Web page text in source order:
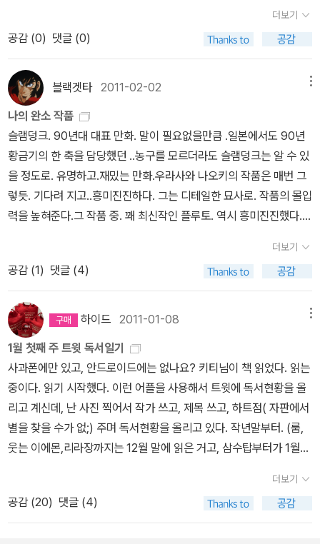
과 빈곤과 질투와 시기와 분노와 자포자기들. 그 모습들이 마치 영화
를 보듯이 선명하게 머릿 속에 그려졌더랬다. 어떻게 이런 글을 쓰나
>, <인간짐승>, <나나>는 무조건 보관함에 넣어두었다. 내년에 이
중 한 두 작품은 꼭 접해 보리라... 심지어 요즘은 때맞춰 세잔과의 우
정을 그린 영화까지도 등장하였으니. 이 영화도 한번 봐야 하나 싶다.
드레퓌스 사건으로 말년에 궁지에 몰렸었던 에밀 졸라로만 알고 있었
는데, 대단한 문학가였음을 재발견한 책이었다. 이제까지 에밀 졸라
의 책을 읽지 않았다는 것에 대해서도 내심 놀라고. 다른 프랑스 작가
들의 책은 그렇게 읽어댔으면서 말이다. ※ 내년에 찜해둔 에밀 졸라
의 책들 2. 풍아송 (옌롄커) - 중국 묘하게 중국 작가가 쓴 책
특유의 해학, 그러면서도 놓치지 않는 문학적 감수성, 독특한 정신 세
계 등이 내게는 즐거움으로 다가온다. 루쉰으로부터 비롯하여, 위화,
모옌... 등등등. 그리고 올해 만난 작가 옌롄커도 내가 기억할 만한 중
국 작가로 기억된다. 이 책을 썼을 당시 북경대학교를 배경으로 한 것
이 아니냐는 비난과 질책이 난무했다고 하지만, 어디가 배경이었든간
에 (그건 기득권층의 몸부림에 불과하다고 난 생각하기에) 중국의 현
재의 모습을 고전의 힘에 빌어 세세하게 묘사했다는 것에 상당히 감
탄했었다. 중국인들의 스케일이랄까. 그런 것에도 감탄했었고. 꿈인
듯 생시인 듯 현실인 듯 아닌 듯 묘사하고 있지만, 다양한 분야에 대한
폐부를 찔러대는 솜씨에도 경탄했었다. 또한, 요즘 내가 좋아하던 위
화의 필력이 예전같지 않아 실망하던 차에 또 하나의 중국 작가를 만
편견이 있는 나로서는 올해 정유정의 발견은 충격에 가까왔다. 어라.
없더라고..-건조하면서 심플한, 그리고 무엇보다아주 쉽게 머리 식히
는글을 좀 다시 읽어보자란 생각에 주문해 봄.역시 다시 읽었더니 잡
지 술술 넘기듯-실제 여성지에 기고했던 연재글이라고 하더이다- 읽
힘. 미혼으로선 알 도리 없는 저멀리 유부의 세상을 잠시잠깐 맛봄.그
러나 <반짝 반짝 빛나는> 기타등등의 내가 싫어하는 소재의 글로 쓴
소설들은 전연 읽고 싶어지지 않음.특가도서였어요. 네. 그래서 샀어
요.재밌게 읽어보긴 했는데, 사실 마구마구 도움이 되진 않았음.물론
이지성씨의 책들이나-딴지 금물입니다. 저의 순수한 사견임-기타 자
기계발서들보다는 재밌게 읽었는데 나의 미래에 마구 도움은 안되보
임. 전에 읽었던다음의 책이 생각남.바로 이 책. 책 제목만 보면 어릴
때 열공하듯 성실근면 똑바로 일하란말야-이런 류의 책같지만 막상
페이지를 몇 장 안넘겨도 바로 <4시간>과 비슷한 맥락으로 글이 풀
려간다. 쏘쏘였던 책.사실은 내가 뭐뭐를 사서 읽었는지 잘 기억도 안
알라딘 나의 계정을다시 확인해봤는데....허걱. 내가 모르는 내가 산
책들이...이다지도....ㅠㅠ가령 전기류를 좋아하는 내 성격상 테드 터
너도 샀단 말이쥐.물론 로렌형님도... 함께 책장에 꽂혀있네.허허. 그
냥 웃지요.테드터너는 아예 안읽은 것 같고, 랄프 로렌은 읽다 말았다.
그의 가족력이 시작되는 초반부만.생각해보니 책장의 전기섹션엔 몇
명의 스토리북들이 자리만 차지하고 있는데. 비싸게 준 것들이고 당
시 흥미를 느껴서 재밌게 읽기도 OR 돈아깝기도 했던 책들.오호... 대
략 몇 권만 뽑아봐도 이렇네. 회고록이나 기타 소회를 풀어놓은 것들,
이로세. 그리고 또 서방에 경도되어 있고나.대충 나의 관심사를 반영
한 것이란 생각이 물씬 든다.다시 최근 쉴 때 읽었던 책으로 돌아와서,
폴과 시몽이. 첨엔 시몽이 여자고 폴이 남잔줄 알았다지.나의 굳은 마
더보기
공감 (0) 댓글 (0)
블랙겟타2011-02-02
나의 완소 작품
슬램덩크. 90년대 대표 만화. 말이 필요없을만큼 .일본에서도 90년
황금기의 한 축을 담당했던 ..농구를 모르더라도 슬램덩크는 알 수 있
을 정도로. 유명하고.재밌는 만화.우라사와 나오키의 작품은 매번 그
렇듯. 기다려 지고..흥미진진하다. 그는 디테일한 묘사로. 작품의 몰입
력을 높혀준다.그 작품 중. 꽤 최신작인 플루토. 역시 흥미진진했다.철
한 리메이크 작이다. 아톰을 그저 어릴때 본아동만화로만느꼈었는데
플루토로 보니 확 다르게 느껴졌다.아톰이란 대작을 자신의 스타일로
잘 승화하여 나오키적인(?) 플루토가 탄생하였다.사실 처음 이 만화
표지만 봤을 때 -뭐 이런 만화가 다 있나?- 라고생각했었다. 하지만
보는순간 끝까지 웃음이 끊이질 않았고기존학원물에 충실한 격투신
도 있고 에피소드자체도 재미있는코믹학원물이다.두 주인공 콤비는
반항하지마 의 콤비를 능가하며.개그감은 더 뛰어나다. 특히 주인공
인 미츠하시는 비겁함의표본이지만 미워할 만한 캐릭터는 아니다. 코
믹만화에서 뽑자면이 만화야 말로 만족할 만 하다.진정한 루저 만화.
폭두고딩-폭두백수-폭두직딩 으로 이어지는타나카시리즈. 읽는 내내
공감백배이며 이 만화또한 웃음이끊이질 않는다. 타나카 그는 내세울
것없는 이 시대 진정한 루져남.그가 벌이는 좌충우돌 성장기. 일상생
활담.편안하게보면서 웃을수 있는 만화.추천만화.
더보기
공감 (1) 댓글 (4)
하이드 2011-01-08
1월 첫째 주 트윗 독서일기
사과폰에만 있고, 안드로이드에는 없나요? 키티님이 책 읽었다. 읽는
중이다. 읽기 시작했다. 이런 어플을 사용해서 트윗에 독서현황을 올
리고 계신데, 난 사진 찍어서 작가 쓰고, 제목 쓰고, 하트점( 자판에서
별을 찾을 수가 없;) 주며 독서현황을 올리고 있다. 작년말부터. (룸,
웃는 이에몬,리라장까지는 12월 말에 읽은 거고, 삼수탑부터가 1월에
말하는 건 좀 말 안 되는거 알지만, 그러니깐, 3할 타자라도 슬럼프와
잘 나가는 때를 합쳐서 3할로 수렴하는거니깐. 그런식으로 말하면 1
월 첫째주는 슬럼프주)굳게 믿었던 코넬리와 요코미조 세이시가 별로
더보기
공감 (20) 댓글 (4)